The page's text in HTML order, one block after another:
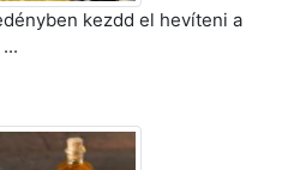
kezdd el hevíteni a